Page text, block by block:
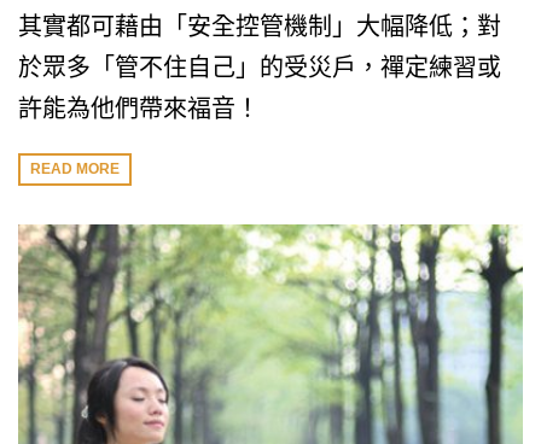
其實都可藉由「安全控管機制」大幅降低；對
於眾多「管不住自己」的受災戶，禪定練習或
許能為他們帶來福音！
READ MORE